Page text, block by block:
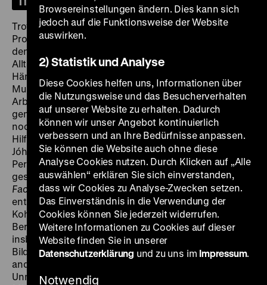
Trotz der zahlreichen Bergarbeiter*innen- und
Protestlieder, die die Kultur des Bergbaus prägen,
denkt man nicht gleich an Musik, wenn man an den
Alltag unter Tage denkt. Dabei kann das rhythmische
Hämmern, Kratzen und Klopfen durchaus eine eigene
Musik erzeugen. Die Wahrheit ist, dass die
Arbeiter*innen oft singen, um die schwere Arbeit
gemeinsam zu ertragen. Die beiden Filme wählen
nochmal einen anderen musikalischen Ansatz. Mit
Hilfe der Komponisten Benjamin Britten und Jóhann
Jóhannsson versuchen sie aus verschiedenen
Perspektiven greifbar zu machen, was diese Arbeit
gesellschaftlich, politisch und kulturell bedeutet.Coal
Face
, produziert von der legendären GPO Film Unit,
entsteht in einer Hochphase der britischen
Kohleindustrie .Der Film zeigt die Wichtigkeit des
Bergbaus für die britische Infrastruktur, aber
insbesondere die am sowjetischen Kino geschulte
Bildsprache und die experimentelle Musik legen eine
andere Lesart nahe, die nicht über die
Unmenschlichkeit der Arbeit hinwegsehen kann.
Browsereinstellungen ändern. Dies kann sich
jedoch auf die Funktionsweise der Website
auswirken.
2) Statistik und Analyse
Diese Cookies helfen uns, Informationen über
die Nutzungsweise und das Besucherverhalten
auf unserer Website zu erhalten. Dadurch
können wir unser Angebot kontinuierlich
verbessern und an Ihre Bedürfnisse anpassen.
Sie können die Website auch ohne diese
Analyse Cookies nutzen. Durch Klicken auf „Alle
auswählen“ erklären Sie sich einverstanden,
dass wir Cookies zu Analyse-Zwecken setzen.
Das Einverständnis in die Verwendung der
Cookies können Sie jederzeit widerrufen.
Weitere Informationen zu Cookies auf dieser
Website finden Sie in unserer
Datenschutzerklärung und zu uns im Impressum.
Notwendig